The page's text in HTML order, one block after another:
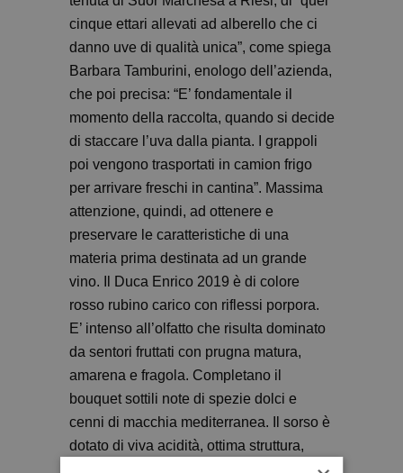
cinque ettari allevati ad alberello che ci
danno uve di qualità unica”, come spiega
Barbara Tamburini, enologo dell’azienda,
che poi precisa: “E’ fondamentale il
momento della raccolta, quando si decide
di staccare l’uva dalla pianta. I grappoli
poi vengono trasportati in camion frigo
per arrivare freschi in cantina”. Massima
attenzione, quindi, ad ottenere e
preservare le caratteristiche di una
materia prima destinata ad un grande
vino. Il Duca Enrico 2019 è di colore
rosso rubino carico con riflessi porpora.
E’ intenso all’olfatto che risulta dominato
da sentori fruttati con prugna matura,
amarena e fragola. Completano il
bouquet sottili note di spezie dolci e
cenni di macchia mediterranea. Il sorso è
dotato di viva acidità, ottima struttura,